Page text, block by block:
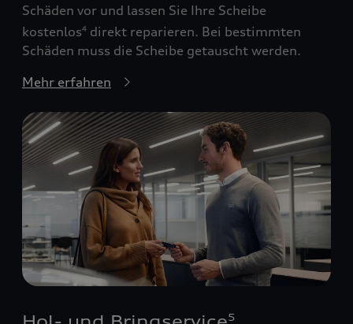
Schäden vor und lassen Sie Ihre Scheibe
kostenlos4 direkt reparieren. Bei bestimmten
Schäden muss die Scheibe getauscht werden.
Mehr erfahren
5